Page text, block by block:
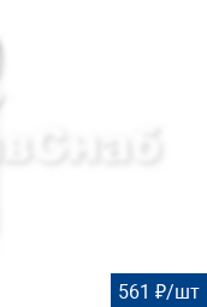
561 ₽/шт